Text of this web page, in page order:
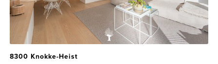
8300 Knokke-Heist